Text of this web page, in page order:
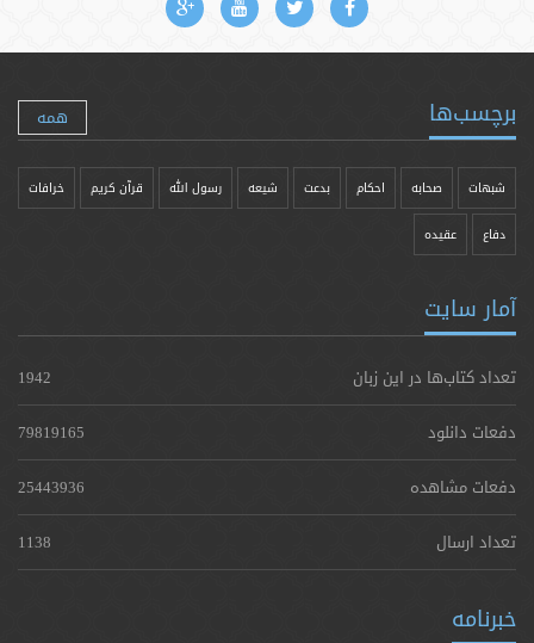
برچسب‌ها همه
شبهات صحابه احکام بدعت شیعه رسول الله قرآن کریم خرافات
دفاع عقیده
آمار سایت
تعداد کتاب‌ها در این زبان
1942
دفعات دانلود
79819165
دفعات مشاهده
25443936
تعداد ارسال
1138
خبرنامه